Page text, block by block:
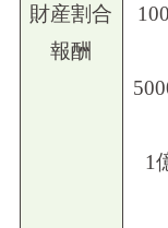
財産割合
報酬
1